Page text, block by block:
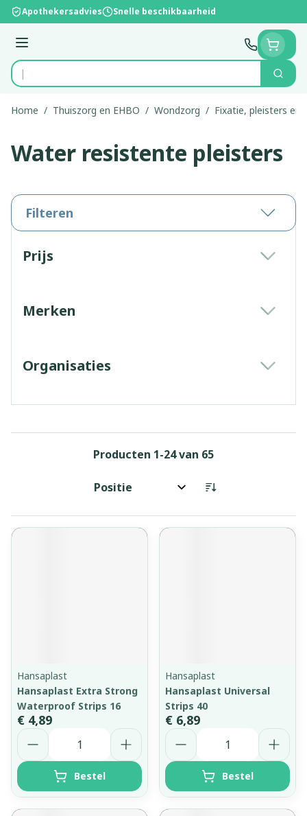
Ga naar de inhoud
Apothekersadvies Snelle beschikbaarheid
Menu
Product, merk, categorie...
Zoek
Home / Thuiszorg en EHBO / Wondzorg / Fixatie, pleisters en
Water resistente pleisters
Filteren
Prijs
Merken
Organisaties
Producten 1-24van 65
Sorteer op:
Hansaplast
Hansaplast Extra Strong
Waterproof Strips 16
€ 4,89
Aantal
Bestel
Hansaplast
Hansaplast Universal
Strips 40
€ 6,89
Aantal
Bestel